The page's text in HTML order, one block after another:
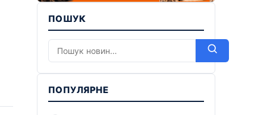
ПОШУК
ПОПУЛЯРНЕ